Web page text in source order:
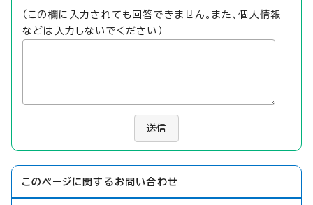
（この欄に入力されても回答できません。また、個人情報
などは入力しないでください）
送信
このページに関する お問い合わせ